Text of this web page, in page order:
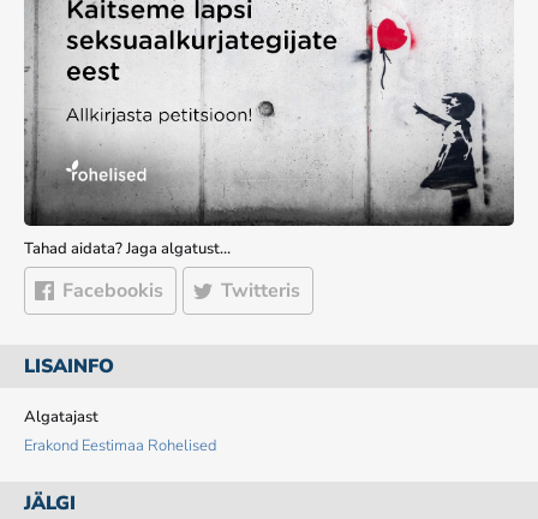
Tahad aidata? Jaga algatust…
Facebookis Twitteris
LISAINFO
Algatajast
Erakond Eestimaa Rohelised
JÄLGI